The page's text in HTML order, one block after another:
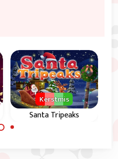
Santa Tripeaks
Kerstmis
spel met de